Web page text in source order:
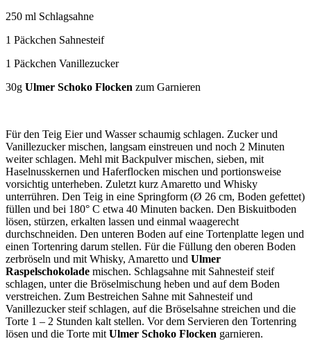
250 ml Schlagsahne
1 Päckchen Sahnesteif
1 Päckchen Vanillezucker
30g Ulmer Schoko Flocken zum Garnieren
Für den Teig Eier und Wasser schaumig schlagen. Zucker und
Vanillezucker mischen, langsam einstreuen und noch 2 Minuten
weiter schlagen. Mehl mit Backpulver mischen, sieben, mit
Haselnusskernen und Haferflocken mischen und portionsweise
vorsichtig unterheben. Zuletzt kurz Amaretto und Whisky
unterrühren. Den Teig in eine Springform (Ø 26 cm, Boden gefettet)
füllen und bei 180° C etwa 40 Minuten backen. Den Biskuitboden
lösen, stürzen, erkalten lassen und einmal waagerecht
durchschneiden. Den unteren Boden auf eine Tortenplatte legen und
einen Tortenring darum stellen. Für die Füllung den oberen Boden
zerbröseln und mit Whisky, Amaretto und Ulmer
Raspelschokolade mischen. Schlagsahne mit Sahnesteif steif
schlagen, unter die Bröselmischung heben und auf dem Boden
verstreichen. Zum Bestreichen Sahne mit Sahnesteif und
Vanillezucker steif schlagen, auf die Bröselsahne streichen und die
Torte 1 – 2 Stunden kalt stellen. Vor dem Servieren den Tortenring
lösen und die Torte mit Ulmer Schoko Flocken garnieren.